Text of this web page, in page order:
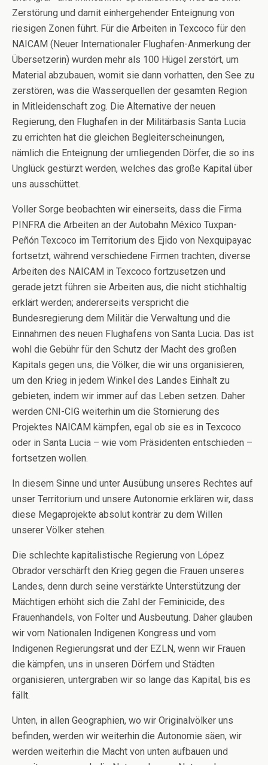
Zerstörung und damit einhergehender Enteignung von
riesigen Zonen führt. Für die Arbeiten in Texcoco für den
NAICAM (Neuer Internationaler Flughafen-Anmerkung der
Übersetzerin) wurden mehr als 100 Hügel zerstört, um
Material abzubauen, womit sie dann vorhatten, den See zu
zerstören, was die Wasserquellen der gesamten Region
in Mitleidenschaft zog. Die Alternative der neuen
Regierung, den Flughafen in der Militärbasis Santa Lucia
zu errichten hat die gleichen Begleiterscheinungen,
nämlich die Enteignung der umliegenden Dörfer, die so ins
Unglück gestürzt werden, welches das große Kapital über
uns ausschüttet.
Voller Sorge beobachten wir einerseits, dass die Firma
PINFRA die Arbeiten an der Autobahn México Tuxpan-
Peñón Texcoco im Territorium des Ejido von Nexquipayac
fortsetzt, während verschiedene Firmen trachten, diverse
Arbeiten des NAICAM in Texcoco fortzusetzen und
gerade jetzt führen sie Arbeiten aus, die nicht stichhaltig
erklärt werden; andererseits verspricht die
Bundesregierung dem Militär die Verwaltung und die
Einnahmen des neuen Flughafens von Santa Lucia. Das ist
wohl die Gebühr für den Schutz der Macht des großen
Kapitals gegen uns, die Völker, die wir uns organisieren,
um den Krieg in jedem Winkel des Landes Einhalt zu
gebieten, indem wir immer auf das Leben setzen. Daher
werden CNI-CIG weiterhin um die Stornierung des
Projektes NAICAM kämpfen, egal ob sie es in Texcoco
oder in Santa Lucia – wie vom Präsidenten entschieden –
fortsetzen wollen.
In diesem Sinne und unter Ausübung unseres Rechtes auf
unser Territorium und unsere Autonomie erklären wir, dass
diese Megaprojekte absolut konträr zu dem Willen
unserer Völker stehen.
Die schlechte kapitalistische Regierung von López
Obrador verschärft den Krieg gegen die Frauen unseres
Landes, denn durch seine verstärkte Unterstützung der
Mächtigen erhöht sich die Zahl der Feminicide, des
Frauenhandels, von Folter und Ausbeutung. Daher glauben
wir vom Nationalen Indigenen Kongress und vom
Indigenen Regierungsrat und der EZLN, wenn wir Frauen
die kämpfen, uns in unseren Dörfern und Städten
organisieren, untergraben wir so lange das Kapital, bis es
fällt.
Unten, in allen Geographien, wo wir Originalvölker uns
befinden, werden wir weiterhin die Autonomie säen, wir
werden weiterhin die Macht von unten aufbauen und